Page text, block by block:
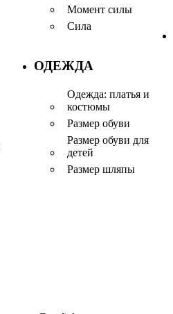
Момент силы
Сила
ОДЕЖДА
Одежда: платья и
костюмы
Размер обуви
Размер обуви для
детей
Размер шляпы